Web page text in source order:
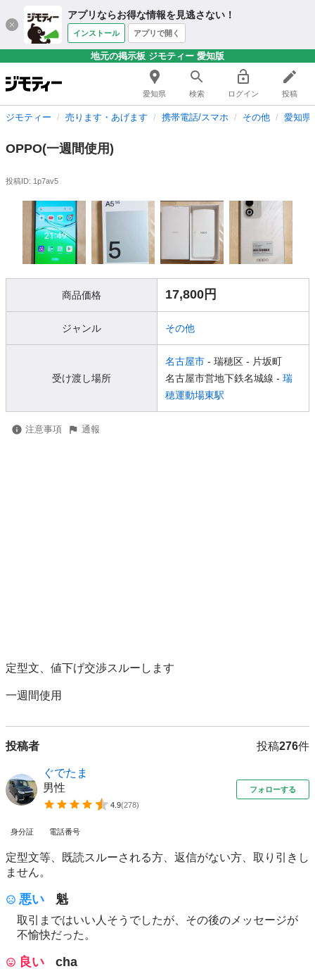
アプリならお得な情報を見逃さない！
インストール アプリで開く
地元の掲示板 ジモティー 愛知版
愛知県 検索 ログイン 投稿
ジモティー 売ります・あげます 携帯電話/スマホ その他 愛知県
OPPO(一週間使用)
投稿ID: 1p7av5
商品価格 17,800円
ジャンル その他
受け渡し場所
名古屋市 - 瑞穂区 - 片坂町
名古屋市営地下鉄名城線 - 瑞
穂運動場東駅
注意事項 通報
定型文、値下げ交渉スルーします
一週間使用
投稿者 投稿276件
ぐでたま
男性
4.9(278)
フォローする
身分証 電話番号
定型文等、既読スルーされる方、返信がない方、取り引きし
ません。
悪い 魁
取引まではいい人そうでしたが、その後のメッセージが
不愉快だった。
良い cha